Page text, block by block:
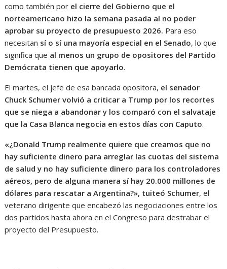
como también por el cierre del Gobierno que el
norteamericano hizo la semana pasada al no poder
aprobar su proyecto de presupuesto 2026. Para eso
necesitan sí o sí una mayoría especial en el Senado, lo que
significa que al menos un grupo de opositores del Partido
Demócrata tienen que apoyarlo.
El martes, el jefe de esa bancada opositora, el senador
Chuck Schumer volvió a criticar a Trump por los recortes
que se niega a abandonar y los comparó con el salvataje
que la Casa Blanca negocia en estos días con Caputo.
«¿Donald Trump realmente quiere que creamos que no
hay suficiente dinero para arreglar las cuotas del sistema
de salud y no hay suficiente dinero para los controladores
aéreos, pero de alguna manera sí hay 20.000 millones de
dólares para rescatar a Argentina?», tuiteó Schumer, el
veterano dirigente que encabezó las negociaciones entre los
dos partidos hasta ahora en el Congreso para destrabar el
proyecto del Presupuesto.